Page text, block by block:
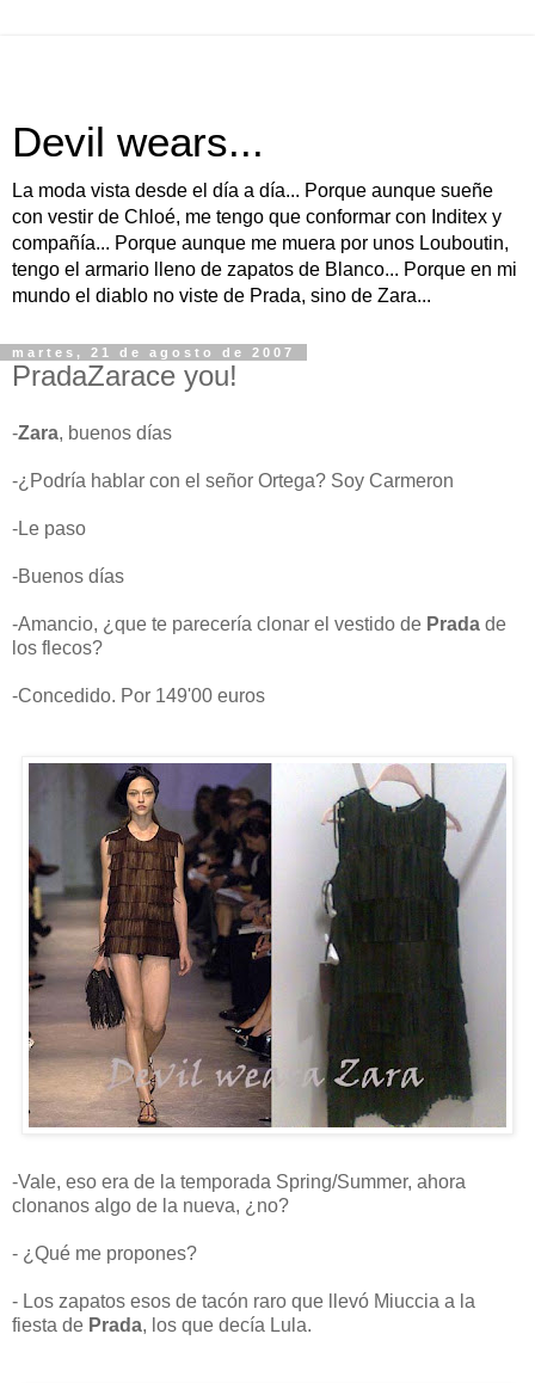
Devil wears...
La moda vista desde el día a día... Porque aunque sueñe
con vestir de Chloé, me tengo que conformar con Inditex y
compañía... Porque aunque me muera por unos Louboutin,
tengo el armario lleno de zapatos de Blanco... Porque en mi
mundo el diablo no viste de Prada, sino de Zara...
martes, 21 de agosto de 2007
PradaZarace you!
-Zara, buenos días
-¿Podría hablar con el señor Ortega? Soy Carmeron
-Le paso
-Buenos días
-Amancio, ¿que te parecería clonar el vestido de Prada de
los flecos?
-Concedido. Por 149'00 euros
-Vale, eso era de la temporada Spring/Summer, ahora
clonanos algo de la nueva, ¿no?
- ¿Qué me propones?
- Los zapatos esos de tacón raro que llevó Miuccia a la
fiesta de Prada, los que decía Lula.